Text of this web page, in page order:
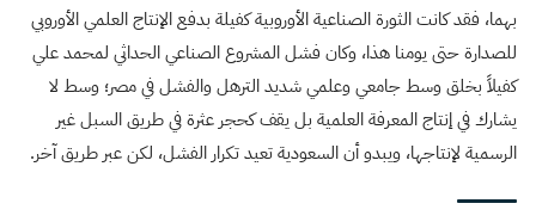
بهما، فقد كانت الثورة الصناعية الأوروبية كفيلة بدفع الإنتاج العلمي الأوروبي
للصدارة حتى يومنا هذا، وكان فشل المشروع الصناعي الحداثي لمحمد علي
كفيلاً بخلق وسط جامعي وعلمي شديد الترهل والفشل في مصر؛ وسط لا
يشارك في إنتاج المعرفة العلمية بل يقف كحجر عثرة في طريق السبل غير
الرسمية لإنتاجها، ويبدو أن السعودية تعيد تكرار الفشل، لكن عبر طريق آخر.